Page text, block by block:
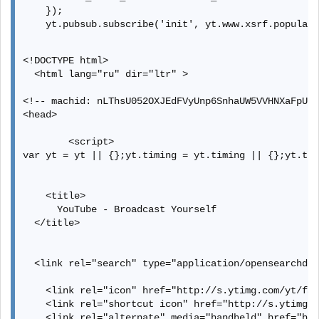
    });
yt.pubsub.subscribe('init',
    yt.setConfig('LOGGED_IN', false);
yt.setConfig('I18N_PLURAL_RULES',
yt.setConfig('FEEDBACK_LOCALE_EXTRAS',
  </script>
    <script>
        yt.setMsg({
    'VIEWS': "Просмотров:"
  });
<!DOCTYPE html>
  <html lang="ru" dir="ltr" >
<!-- machid:
<head>
        <script>
var yt = yt || {};yt.timing = yt.timing ||
    <title>
      YouTube - Broadcast Yourself
  </title>
<link rel="search" type="application/
<link rel="icon" href="http://s.ytimg.com/yt/
<link rel="shortcut icon" href="http://